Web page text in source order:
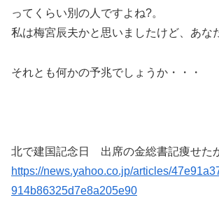
ってくらい別の人ですよね?。
私は梅宮辰夫かと思いましたけど、あな
それとも何かの予兆でしょうか・・・
北で建国記念日 出席の金総書記痩せた
https://news.yahoo.co.jp/articles/
914b86325d7e8a205e90